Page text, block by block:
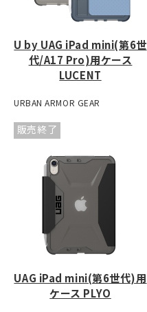
U by UAG iPad mini(第6世
代/A17 Pro)用ケース
LUCENT
URBAN ARMOR GEAR
販売終了
UAG iPad mini(第6世代)用
ケース PLYO